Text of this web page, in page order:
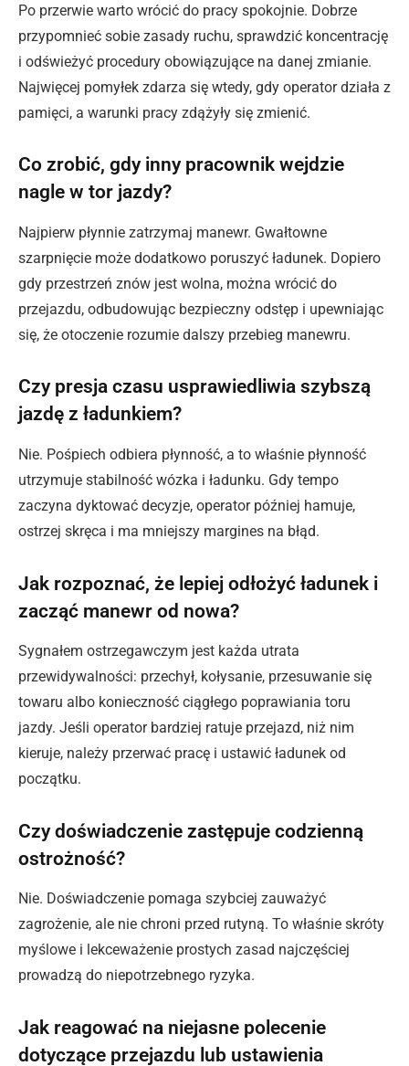
Po przerwie warto wrócić do pracy spokojnie. Dobrze
przypomnieć sobie zasady ruchu, sprawdzić koncentrację
i odświeżyć procedury obowiązujące na danej zmianie.
Najwięcej pomyłek zdarza się wtedy, gdy operator działa z
pamięci, a warunki pracy zdążyły się zmienić.
Co zrobić, gdy inny pracownik wejdzie
nagle w tor jazdy?
Najpierw płynnie zatrzymaj manewr. Gwałtowne
szarpnięcie może dodatkowo poruszyć ładunek. Dopiero
gdy przestrzeń znów jest wolna, można wrócić do
przejazdu, odbudowując bezpieczny odstęp i upewniając
się, że otoczenie rozumie dalszy przebieg manewru.
Czy presja czasu usprawiedliwia szybszą
jazdę z ładunkiem?
Nie. Pośpiech odbiera płynność, a to właśnie płynność
utrzymuje stabilność wózka i ładunku. Gdy tempo
zaczyna dyktować decyzje, operator później hamuje,
ostrzej skręca i ma mniejszy margines na błąd.
Jak rozpoznać, że lepiej odłożyć ładunek i
zacząć manewr od nowa?
Sygnałem ostrzegawczym jest każda utrata
przewidywalności: przechył, kołysanie, przesuwanie się
towaru albo konieczność ciągłego poprawiania toru
jazdy. Jeśli operator bardziej ratuje przejazd, niż nim
kieruje, należy przerwać pracę i ustawić ładunek od
początku.
Czy doświadczenie zastępuje codzienną
ostrożność?
Nie. Doświadczenie pomaga szybciej zauważyć
zagrożenie, ale nie chroni przed rutyną. To właśnie skróty
myślowe i lekceważenie prostych zasad najczęściej
prowadzą do niepotrzebnego ryzyka.
Jak reagować na niejasne polecenie
dotyczące przejazdu lub ustawienia